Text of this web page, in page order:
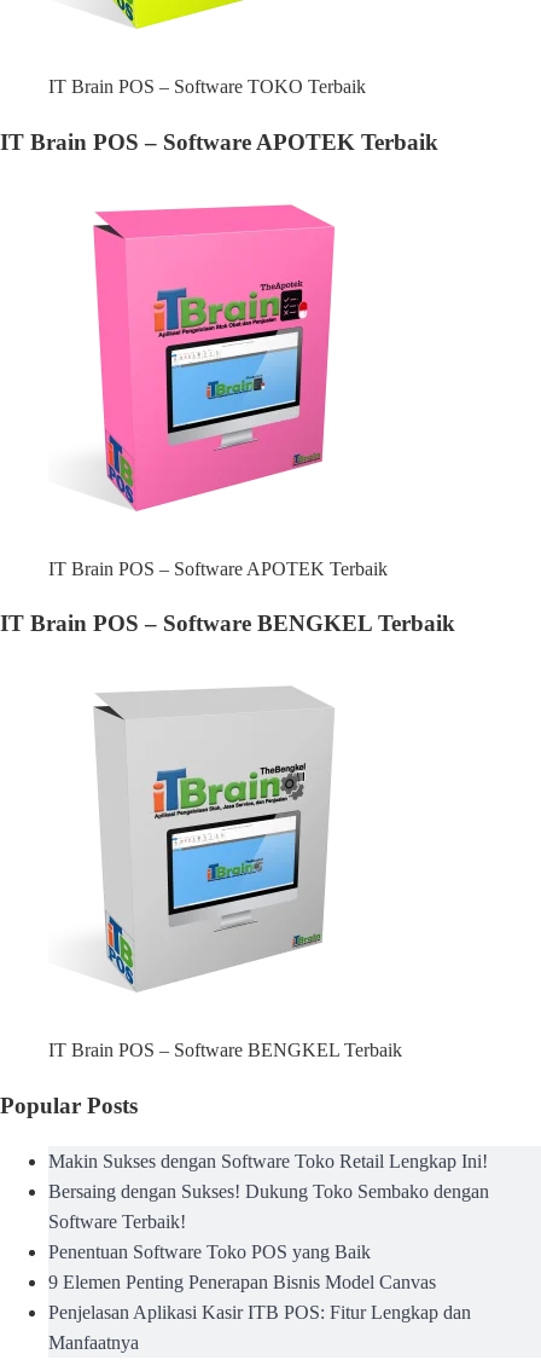
IT Brain POS – Software TOKO Terbaik
IT Brain POS – Software APOTEK Terbaik
IT Brain POS – Software APOTEK Terbaik
IT Brain POS – Software BENGKEL Terbaik
IT Brain POS – Software BENGKEL Terbaik
Popular Posts
Makin Sukses dengan Software Toko Retail Lengkap Ini!
Bersaing dengan Sukses! Dukung Toko Sembako dengan
Software Terbaik!
Penentuan Software Toko POS yang Baik
9 Elemen Penting Penerapan Bisnis Model Canvas
Penjelasan Aplikasi Kasir ITB POS: Fitur Lengkap dan
Manfaatnya